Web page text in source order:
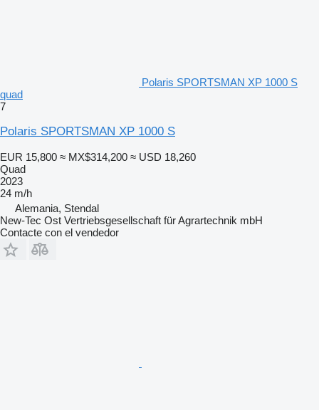
Polaris SPORTSMAN XP 1000 S
quad
7
Polaris SPORTSMAN XP 1000 S
EUR 15,800 ≈ MX$314,200 ≈ USD 18,260
Quad
2023
24 m/h
Alemania, Stendal
New-Tec Ost Vertriebsgesellschaft für Agrartechnik mbH
Contacte con el vendedor